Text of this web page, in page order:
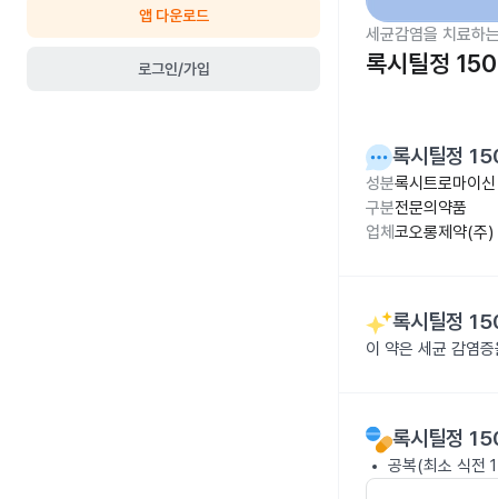
앱 다운로드
로그인/가입
세균감염을 치료하
록시틸정
록시틸정
성분록시트로마이
구분전문의약품
업체 코오롱제약(주)
록시틸정
이 약은 세균 감염
록시틸정
공복(최소 식전